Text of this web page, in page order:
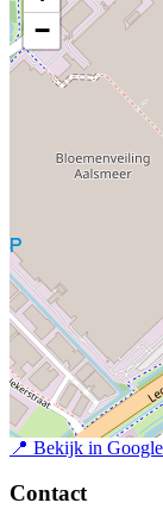
−
📍 Bekijk in
Contact